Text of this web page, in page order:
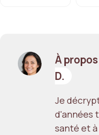
À
D.
Je
d'années
santé et